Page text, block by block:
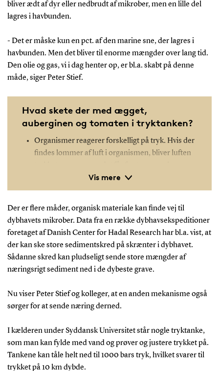
bliver ædt af dyr eller nedbrudt af mikrober, men en lille del
lagres i havbunden.
- Det er måske kun en pct. af den marine sne, der lagres i
havbunden. Men det bliver til enorme mængder over lang tid.
Den olie og gas, vi i dag henter op, er bl.a. skabt på denne
måde, siger Peter Stief.
Vis mere
Hvad skete der med ægget,
auberginen og tomaten i tryktanken?
Organismer reagerer forskelligt på tryk. Hvis der
findes lommer af luft i organismen, bliver luften
lunger til at kollapse. Der findes også en
luftlomme i et æg, og derfor så forskerne et æg
trykkammeret, svarende til trykket på 10 km
dybde. En aubergine indeholder også luft, men
kom ud af trykkammeret, lignede den
umiddelbart sig selv, men den vejede dobbelt så
meget som før, fordi luften var blevet fortrængt
de 1000 bar, og der skete det modsatte af, hvad
man umiddelbart skulle tro: Den blev ikke mast,
der ingen luft er i en tomat, kun væske.
Der er flere måder, organisk materiale kan finde vej til
dybhavets mikrober. Data fra en række dybhavsekspeditioner
foretaget af Danish Center for Hadal Research har bl.a. vist, at
der kan ske store sedimentskred på skrænter i dybhavet.
Sådanne skred kan pludseligt sende store mængder af
næringsrigt sediment ned i de dybeste grave.
Nu viser Peter Stief og kolleger, at en anden mekanisme også
sørger for at sende næring derned.
I kælderen under Syddansk Universitet står nogle tryktanke,
som man kan fylde med vand og prøver og justere trykket på.
Tankene kan tåle helt ned til 1000 bars tryk, hvilket svarer til
trykket på 10 km dybde.